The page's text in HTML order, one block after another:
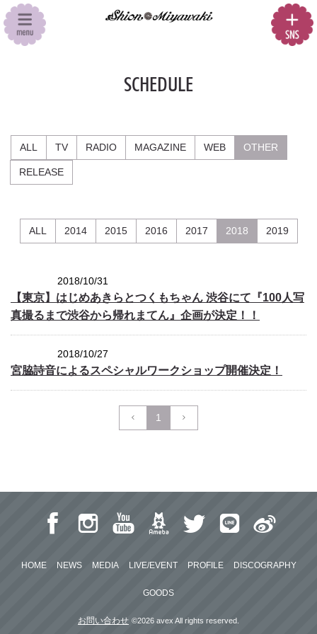
SCHEDULE
ALL TV RADIO MAGAZINE WEB OTHER
RELEASE
ALL 2014 2015 2016 2017 2018 2019
2018/10/31
【東京】はじめあきらとつくもちゃん 渋谷にて『100人写
真撮るまで渋谷から帰れまてん』企画が決定！！
2018/10/27
宮脇詩音によるスペシャルワークショップ開催決定！
1
HOME NEWS MEDIA LIVE/EVENT PROFILE DISCOGRAPHY
GOODS
お問い合わせ ©2026 avex All rights reserved.